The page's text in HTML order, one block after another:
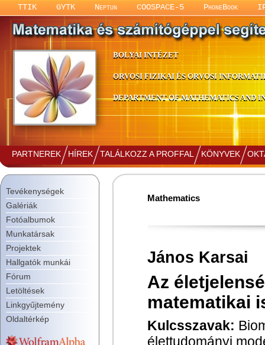
TTIK GYTK Neptun COOSPACE-5 PhoneBook
BOLYAI INTÉZET
ORVOSI FIZIKAI ÉS ORVOSI
DEPARTMENT OF MATHEMATICS AND
PARTNEREK HÍREK TALÁLKOZZ A PROFFAL KÖNYVEK
Tevékenységek
Galériák
Fotóalbumok
Munkatársak
Projektek
Hallgatók munkái
Fórum
Letöltések
Linkgyűjtemény
Oldaltérkép
Mathematics
János Karsai
Az
matematikai
Kulcsszavak:
élettudományi